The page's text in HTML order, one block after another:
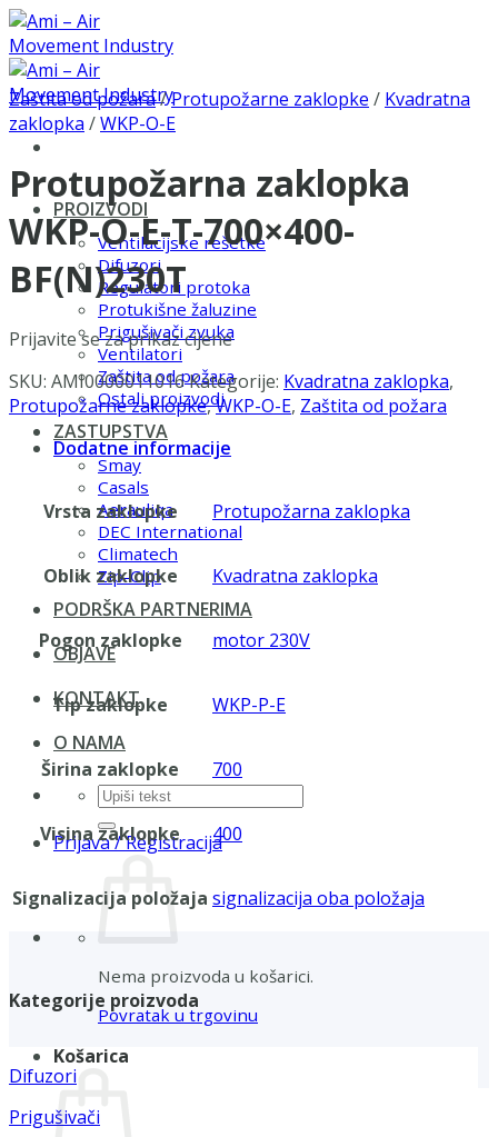
Skip
to
content
PROIZVODI
Ventilacijske rešetke
Difuzori
Regulatori protoka
Protukišne žaluzine
Prigušivači zvuka
Ventilatori
Zaštita od požara
Ostali proizvodi
ZASTUPSTVA
Smay
Casals
Aerauliqa
DEC International
Climatech
Zip-Clip
PODRŠKA PARTNERIMA
OBJAVE
KONTAKT
O NAMA
Pretraži:
Prijava / Registracija
Nema proizvoda u košarici.
Povratak u trgovinu
Košarica
Zaštita od požara/Protupožarne zaklopke / Kvadratna
zaklopka /WKP-O-E
Protupožarna zaklopka
WKP-O-E-T-700×400-
BF(N)230T
Prijavite se za prikaz cijene
SKU: AMI0000011016Kategorije: Kvadratna zaklopka,
Protupožarne zaklopke,WKP-O-E, Zaštita od požara
Dodatne informacije
Vrsta zaklopke Protupožarna zaklopka
Oblik zaklopke Kvadratna zaklopka
Pogon zaklopke motor 230V
Tip zaklopke WKP-P-E
Širina zaklopke 700
Visina zaklopke 400
Signalizacija položaja signalizacija oba položaja
Kategorije proizvoda
Difuzori
Prigušivači